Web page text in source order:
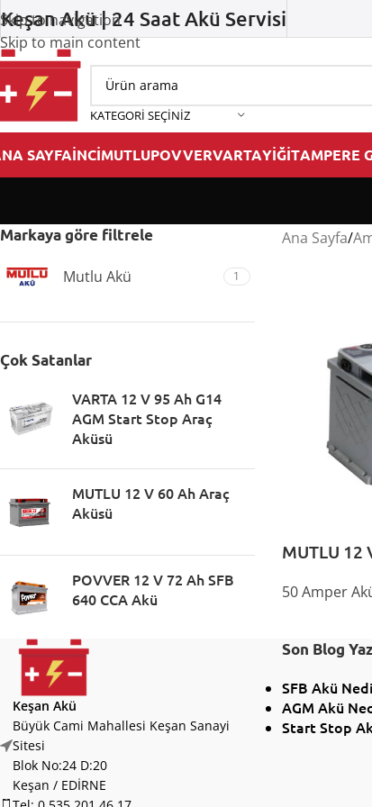
Skip to navigation
Skip to main content
Keşan Akü | 24 Saat Akü Servisi
KATEGORI SEÇINIZ
SAYFAİNCİMUTLUPOVVERVARTAYİĞİTAMPERE
Markaya göre filtrele
Mutlu Akü 1
Çok Satanlar
VARTA 12 V 95 Ah G14
AGM Start Stop Araç
Aküsü
MUTLU 12 V 60 Ah Araç
Aküsü
POVVER 12 V 72 Ah SFB
640 CCA Akü
Ana Sayfa/
MUTLU 12
50 Amper
Keşan Akü
Büyük Cami Mahallesi Keşan Sanayi
Sitesi
Blok No:24 D:20
Keşan / EDİRNE
Son Blog
SFB Akü
AGM Akü
Start Stop